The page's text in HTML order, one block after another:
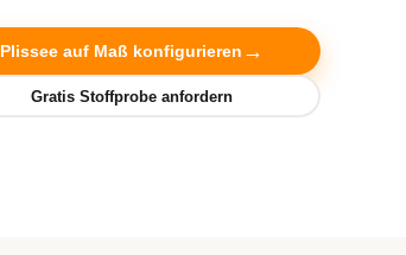
Plissee auf Maß konfigurieren